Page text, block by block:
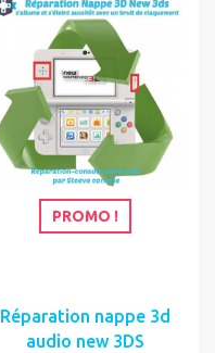
PROMO !
Réparation nappe 3d
audio new 3DS